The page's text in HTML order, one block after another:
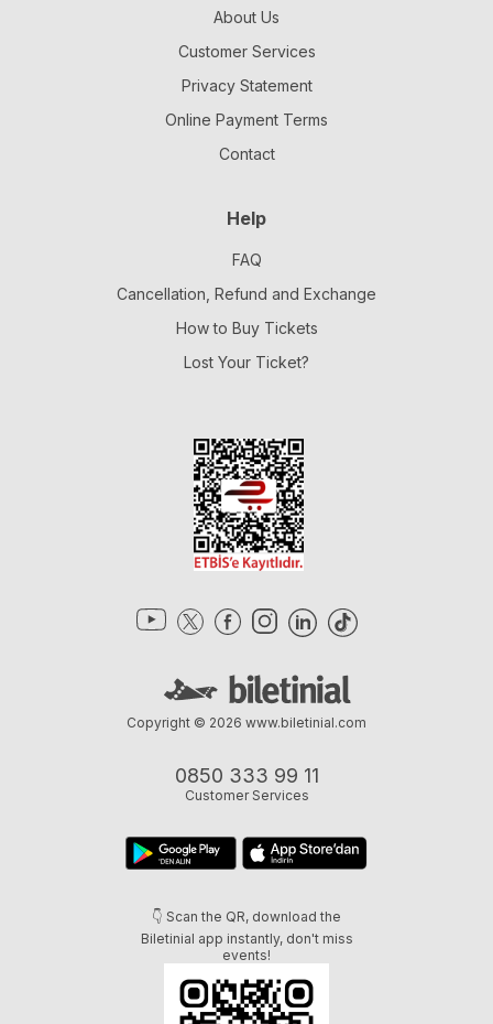
About Us
Customer Services
Privacy Statement
Online Payment Terms
Contact
Help
FAQ
Cancellation, Refund and Exchange
How to Buy Tickets
Lost Your Ticket?
0850 333 99 11
Customer Services
👇 Scan the QR, download the
Biletinial app instantly, don't miss
events!
Copyright © 2026 www.biletinial.com